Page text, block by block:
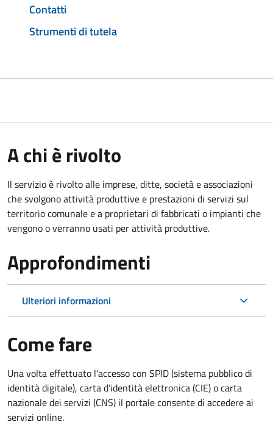
Contatti
Strumenti di tutela
A chi è rivolto
Il servizio è rivolto alle imprese, ditte, società e associazioni
che svolgono attività produttive e prestazioni di servizi sul
territorio comunale e a proprietari di fabbricati o impianti che
vengono o verranno usati per attività produttive.
Approfondimenti
Ulteriori informazioni
Come fare
Una volta effettuato l'accesso con SPID (sistema pubblico di
identità digitale), carta d’identità elettronica (CIE) o carta
nazionale dei servizi (CNS) il portale consente di accedere ai
servizi online.